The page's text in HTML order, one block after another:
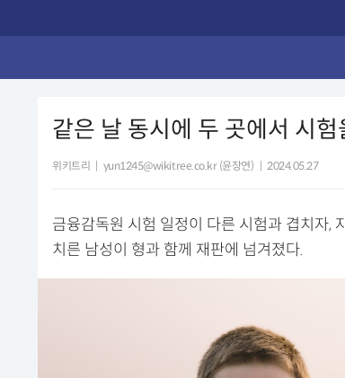
같은 날 동시에 두 곳에서 시
위키트리 yun1245@wikitree.co.kr (윤장연) 2024.05.27
금융감독원 시험 일정이 다른 시험과 겹치자,
치른 남성이 형과 함께 재판에 넘겨졌다.